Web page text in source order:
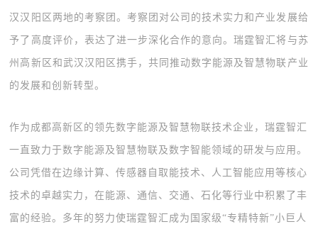
汉汉阳区两地的考察团。考察团对公司的技术实力和产业发展给
予了高度评价，表达了进一步深化合作的意向。瑞霆智汇将与苏
州高新区和武汉汉阳区携手，共同推动数字能源及智慧物联产业
的发展和创新转型。
作为成都高新区的领先数字能源及智慧物联技术企业，瑞霆智汇
一直致力于数字能源及智慧物联及数字智能领域的研发与应用。
公司凭借在边缘计算、传感器自取能技术、人工智能应用等核心
技术的卓越实力，在能源、通信、交通、石化等行业中积累了丰
富的经验。多年的努力使瑞霆智汇成为国家级“专精特新”小巨人